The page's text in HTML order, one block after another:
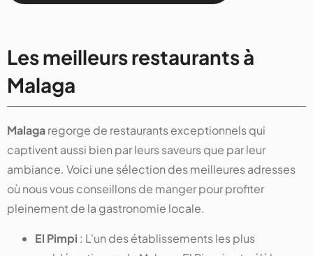
Les meilleurs restaurants à
Malaga
Malagaregorge de restaurants exceptionnels qui
captivent aussi bien par leurs saveurs que par leur
ambiance. Voici une sélection des meilleures adresses
où nous vous conseillons de manger pour profiter
pleinement de la gastronomie locale.
El Pimpi : L'un des établissements les plus